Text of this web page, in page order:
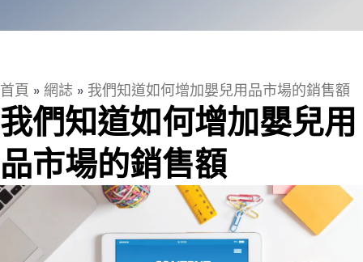
首頁 » 網誌 » 我們知道如何增加嬰兒用品市場的銷售額
我們知道如何增加嬰兒用
品市場的銷售額